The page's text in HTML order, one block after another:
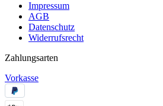
Impressum
AGB
Datenschutz
Widerrufsrecht
Zahlungsarten
Vorkasse